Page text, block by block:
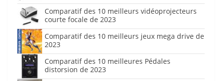
Comparatif des 10 meilleurs vidéoprojecteurs
courte focale de 2023
Comparatif des 10 meilleurs jeux mega drive de
2023
Comparatif des 10 meilleures Pédales
distorsion de 2023